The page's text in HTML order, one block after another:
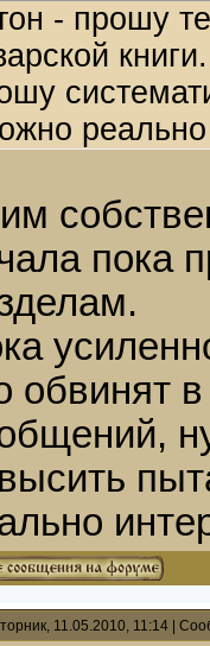
- прошу
книги.
реально
пока
обвинят
11.05.2010, 11:14 |